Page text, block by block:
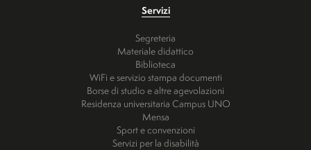
Servizi
Segreteria
Materiale didattico
Biblioteca
WiFi e servizio stampa documenti
Borse di studio e altre agevolazioni
Residenza universitaria Campus UNO
Mensa
Sport e convenzioni
Servizi per la disabilità